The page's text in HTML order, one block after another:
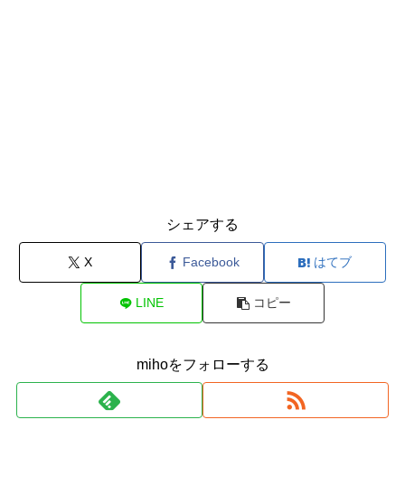
シェアする
X Facebook はてブ
LINE コピー
mihoをフォローする